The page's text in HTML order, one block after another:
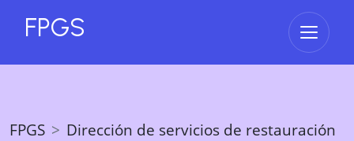
FPGS Abrir
FPGS
Dirección de servicios de restauración